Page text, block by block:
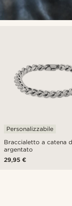
Braccialetto a catena
argentato
Personalizzabile
29,95 €